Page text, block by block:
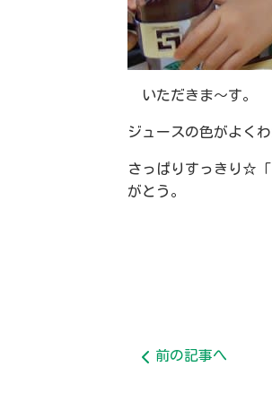
いただきま～す。
ジュースの色がよく
さっぱりすっきり☆
がとう。
前の記事へ